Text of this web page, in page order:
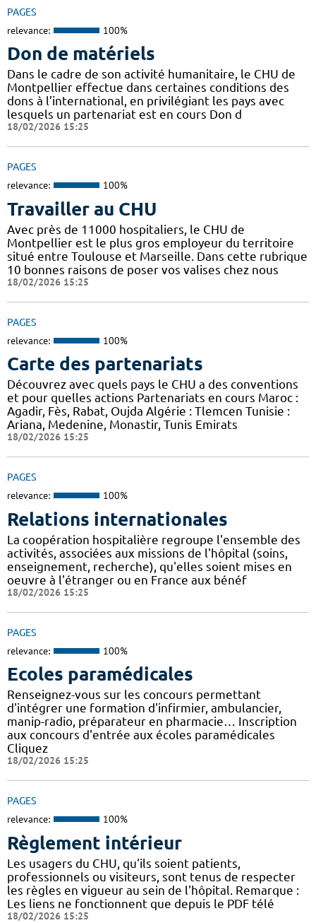
PAGES
relevance: 100%
Don de matériels
Dans le cadre de son activité humanitaire, le CHU de
Montpellier effectue dans certaines conditions des
dons à l’international, en privilégiant les pays avec
lesquels un partenariat est en cours Don d
18/02/2026 15:25
PAGES
relevance: 100%
Travailler au CHU
Avec près de 11000 hospitaliers, le CHU de
Montpellier est le plus gros employeur du territoire
situé entre Toulouse et Marseille. Dans cette rubrique
10 bonnes raisons de poser vos valises chez nous
18/02/2026 15:25
PAGES
relevance: 100%
Carte des partenariats
Découvrez avec quels pays le CHU a des conventions
et pour quelles actions Partenariats en cours Maroc :
Agadir, Fès, Rabat, Oujda Algérie : Tlemcen Tunisie :
Ariana, Medenine, Monastir, Tunis Emirats
18/02/2026 15:25
PAGES
relevance: 100%
Relations internationales
La coopération hospitalière regroupe l'ensemble des
activités, associées aux missions de l'hôpital (soins,
enseignement, recherche), qu'elles soient mises en
oeuvre à l'étranger ou en France aux bénéf
18/02/2026 15:25
PAGES
relevance: 100%
Ecoles paramédicales
Renseignez-vous sur les concours permettant
d'intégrer une formation d'infirmier, ambulancier,
manip-radio, préparateur en pharmacie… Inscription
aux concours d'entrée aux écoles paramédicales
Cliquez
18/02/2026 15:25
PAGES
relevance: 100%
Règlement intérieur
Les usagers du CHU, qu'ils soient patients,
professionnels ou visiteurs, sont tenus de respecter
les règles en vigueur au sein de l'hôpital. Remarque :
Les liens ne fonctionnent que depuis le PDF télé
18/02/2026 15:25